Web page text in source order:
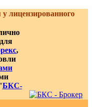
лицензированного
,
БКС-